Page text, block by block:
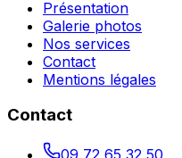
Présentation
Galerie photos
Nos services
Contact
Mentions légales
Contact
09 72 65 32 50